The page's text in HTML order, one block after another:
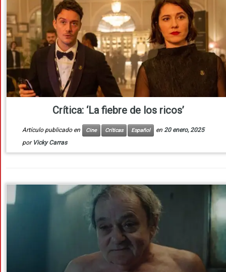
Crítica: ‘La fiebre de los ricos’
Artículo publicado en Cine Críticas Español en 20 enero, 2025
por Vicky Carras